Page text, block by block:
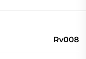
Rv008